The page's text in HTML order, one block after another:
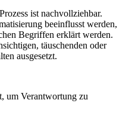
ist nachvollziehbar.
beeinflusst werden,
Begriffen erklärt werden.
täuschenden oder
ausgesetzt.
um Verantwortung zu